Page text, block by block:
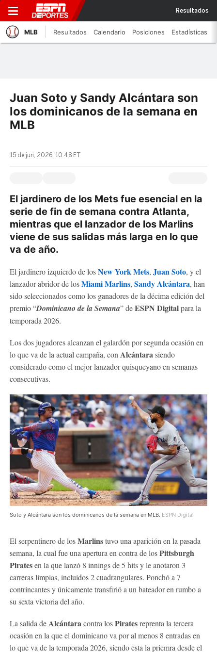
Resultados
MLB Resultados Calendario Posiciones Estadísticas
Juan Soto y Sandy Alcántara son
los dominicanos de la semana en
MLB
15 de jun, 2026, 10:48 ET
El jardinero de los Mets fue esencial en la
serie de fin de semana contra Atlanta,
mientras que el lanzador de los Marlins
viene de sus salidas más larga en lo que
va de año.
El jardinero izquierdo de losNew York Mets, Juan Soto, y el
lanzador abridor de losMiami Marlins, Sandy Alcántara, han
sido seleccionados como los ganadores de la décima edición del
premio “Dominicano de la Semana” deESPN Digitalpara la
temporada 2026.
Los dos jugadores alcanzan el galardón por segunda ocasión en
lo que va de la actual campaña, con Alcántarasiendo
considerado como el mejor lanzador quisqueyano en semanas
consecutivas.
Soto y Alcántara son los dominicanos de la semana en MLB. ESPN Digital
El serpentinero de losMarlinstuvo una aparición en la pasada
semana, la cual fue una apertura en contra de losPittsburgh
Piratesen la que lanzó 8 innings de 5 hits y le anotaron 3
carreras limpias, incluidos 2 cuadrangulares. Ponchó a 7
contrincantes y únicamente transfirió a un bateador en rumbo a
su sexta victoria del año.
La salida deAlcántaracontra losPiratesreprenta la tercera
ocasión en la que el dominicano va por al menos 8 entradas en
lo que va de la temporada 2026, siendo esta la priemra desde el